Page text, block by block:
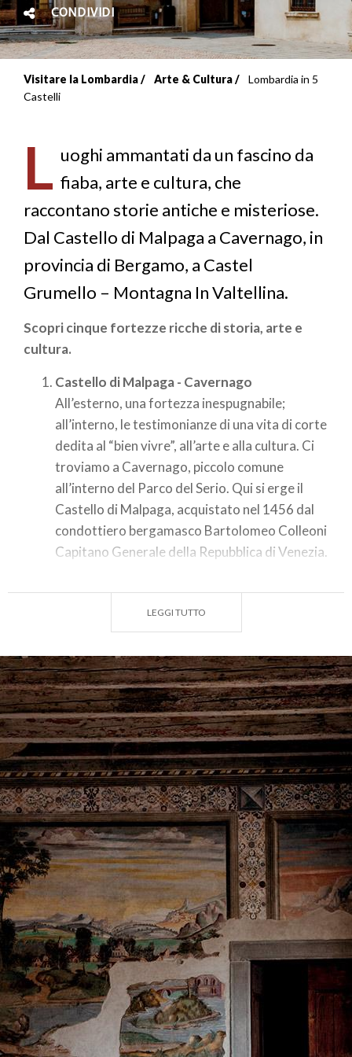
CONDIVIDI
Briciole
pane
Visitare la Lombardia Arte & Cultura
Lombardia in 5
Castelli
L uoghi ammantati da un fascino da
fiaba, arte e cultura, che
raccontano storie antiche e misteriose.
Dal Castello di Malpaga a Cavernago, in
provincia di Bergamo, a Castel
Grumello – Montagna In Valtellina.
Scopri cinque fortezze ricche di storia, arte e
cultura.
Castello di Malpaga - Cavernago
All’esterno, una fortezza inespugnabile;
all’interno, le testimonianze di una vita di corte
dedita al “bien vivre”, all’arte e alla cultura. Ci
troviamo a Cavernago, piccolo comune
all’interno del Parco del Serio. Qui si erge il
Castello di Malpaga, acquistato nel 1456 dal
condottiero bergamasco Bartolomeo Colleoni
Capitano Generale della Repubblica di Venezia.
campi coltivati, è l’epicentro dell’attività di
Permalpaga, il progetto di rinascita del luogo
imperniato sull’agricoltura innovativa, sulle
energie rinnovabili e sul recupero del borgo
storico e la sua valorizzazione come centro di
attività culturali.
Castello di Padernello – Rocca San Giacomo
Edificato alla fine del XIV secolo, rimase alla
famiglia Martinengo fino alla scomparsa del
suo ultimo erede, e dopo alcuni passaggi di
mano rimase disabitato definitivamente nel
1961. Da allora si susseguirono decenni di
abbandono fino a quando la Fondazione
Castello di Padernello (nella foto in alto) ha
dato vita a una vasta campagna di restauri,
iniziata nel 2006. Oggi il maniero è sede di un
ricco calendario di attività culturali, artistiche
ed enogastronomiche ed è inoltre sede di uno
dei due “Mercati della Terra” di Slow Food in
Lombardia.
LEGGI TUTTO